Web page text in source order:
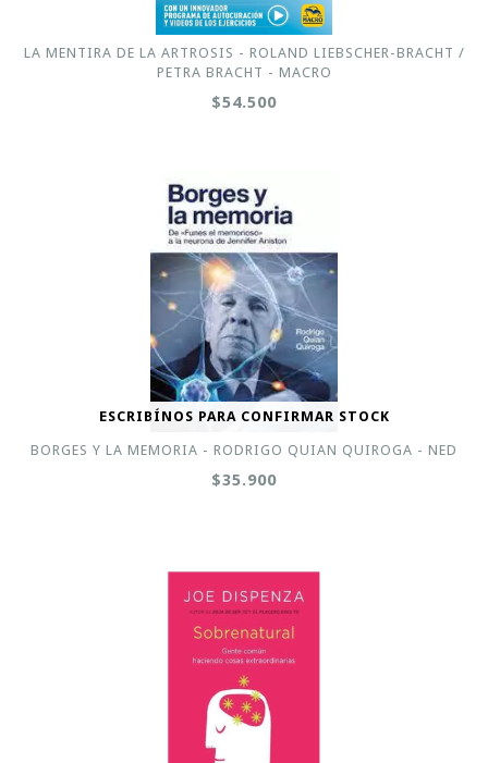
LA MENTIRA DE LA ARTROSIS - ROLAND LIEBSCHER-BRACHT /
PETRA BRACHT - MACRO
$54.500
ESCRIBÍNOS PARA CONFIRMAR STOCK
BORGES Y LA MEMORIA - RODRIGO QUIAN QUIROGA - NED
$35.900